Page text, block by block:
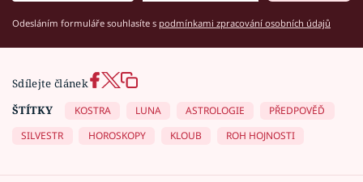
Odesláním formuláře souhlasíte s podmínkami zpracování osobních údajů
Sdílejte článek
ŠTÍTKY
KOSTRA LUNA ASTROLOGIE
PŘEDPOVĚĎ
SILVESTR
HOROSKOPY KLOUB ROH HOJNOSTI